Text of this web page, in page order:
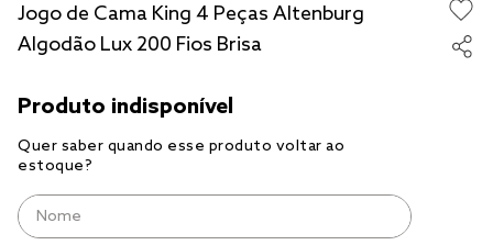
Jogo de Cama King 4 Peças Altenburg
Algodão Lux 200 Fios Brisa
travesseiro
solteiro king
cobre leito
jogo cama casal